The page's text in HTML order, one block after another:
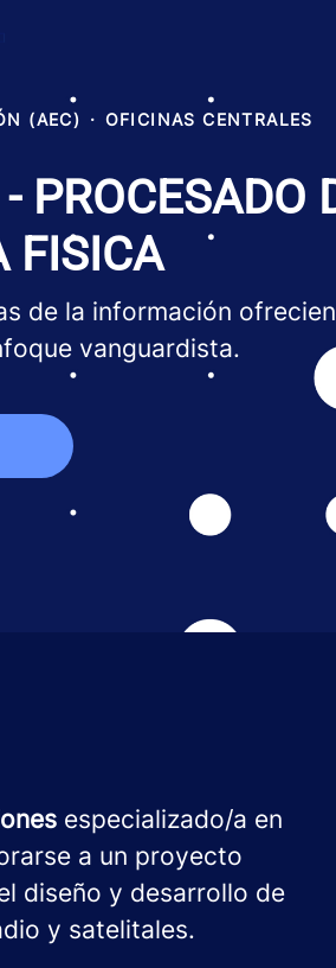
(AEC) · OFICINAS CENTRALES
PROCESADO
FISICA
de la información
vanguardista.
especializado/a en
a un proyecto
diseño y desarrollo de
y satelitales.